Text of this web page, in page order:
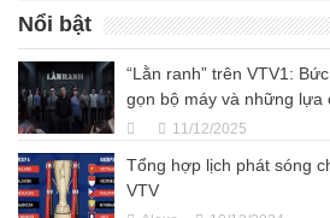
Nổi bật
“Lằn ranh” trên VTV1:
gọn bộ máy và những lựa
11/12/2025
Tổng hợp lịch phát sóng
VTV